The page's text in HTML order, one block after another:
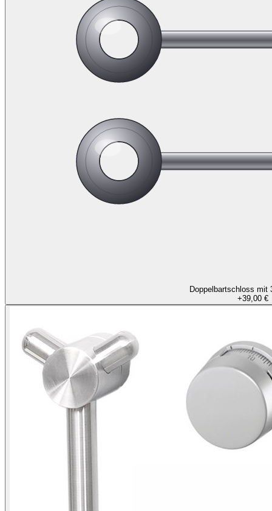
Doppelbartschloss mit
+39,00 €